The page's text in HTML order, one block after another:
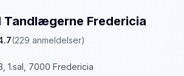
Tandlægerne Fredericia
(229 anmeldelser)
1.sal, 7000 Fredericia